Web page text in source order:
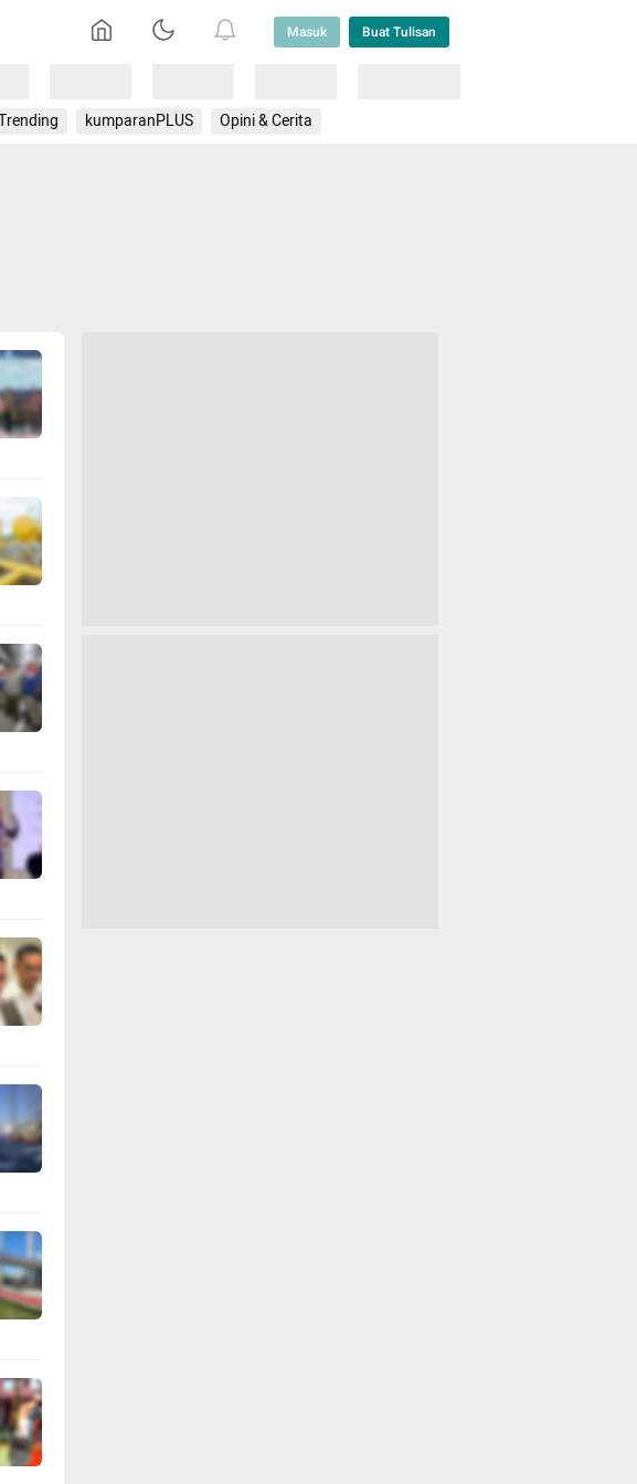
Masuk Buat Tulisan
kumparanPLUS Opini & Cerita